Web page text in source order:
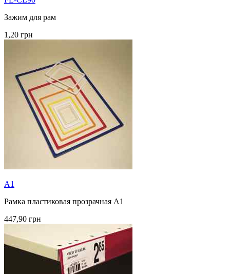
Зажим для рам
1,20 грн
A1
Рамка пластиковая прозрачная А1
447,90 грн